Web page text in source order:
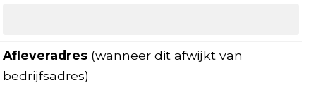
Afleveradres (wanneer dit afwijkt van
bedrijfsadres)